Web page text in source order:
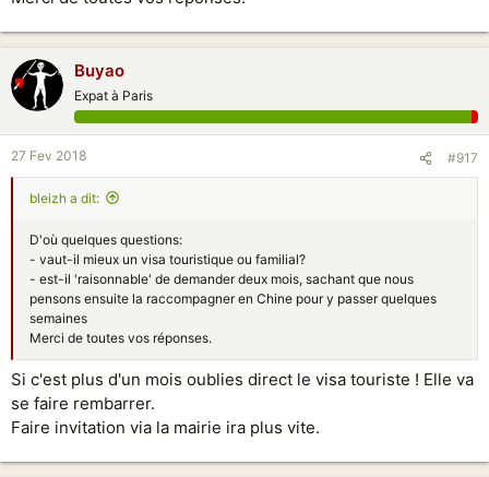
Buyao
Expat à Paris
27 Fev 2018 #917
bleizh a dit:
D'où quelques questions:
- vaut-il mieux un visa touristique ou familial?
- est-il 'raisonnable' de demander deux mois, sachant que nous
pensons ensuite la raccompagner en Chine pour y passer quelques
semaines
Merci de toutes vos réponses.
Si c'est plus d'un mois oublies direct le visa touriste ! Elle va
se faire rembarrer.
Faire invitation via la mairie ira plus vite.